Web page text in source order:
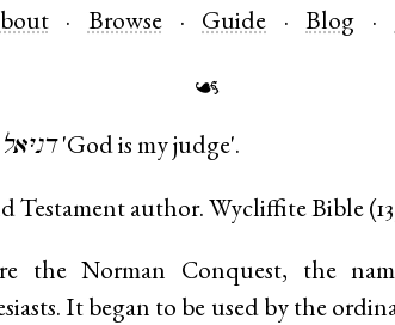
Browse Guide Blog
☙
דניּאל'God is my judge'.
Testament author. Wycliffite Bible
the Norman Conquest, the
It began to be used by the